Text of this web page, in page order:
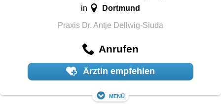
in Dortmund
Praxis Dr. Antje Dellwig-Siuda
Anrufen
Ärztin empfehlen
Menü